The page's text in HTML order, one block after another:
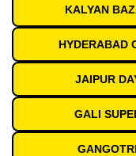
KALYAN
HYDERABAD
JAIPUR
GALI